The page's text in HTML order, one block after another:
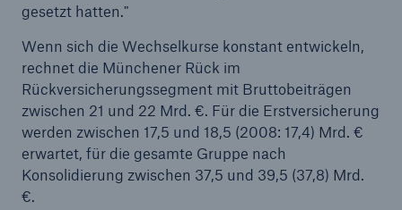
gesetzt hatten."
Wenn sich die Wechselkurse konstant entwickeln,
rechnet die Münchener Rück im
Rückversicherungssegment mit Bruttobeiträgen
zwischen 21 und 22 Mrd. €. Für die Erstversicherung
werden zwischen 17,5 und 18,5 (2008: 17,4) Mrd. €
erwartet, für die gesamte Gruppe nach
Konsolidierung zwischen 37,5 und 39,5 (37,8) Mrd.
€.